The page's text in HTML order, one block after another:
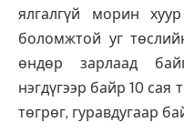
ялгалгүй морин
боломжтой уг
өндөр зарлаад
нэгдүгээр байр 10 сая
төгрөг, гуравдугаар